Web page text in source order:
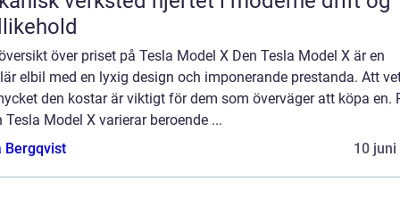
över priset på Tesla Model X Den Tesla Model X är en
elbil med en lyxig design och imponerande prestanda. Att
den kostar är viktigt för dem som överväger att köpa en.
Tesla Model X varierar beroende ...
Bergqvist
10 juni